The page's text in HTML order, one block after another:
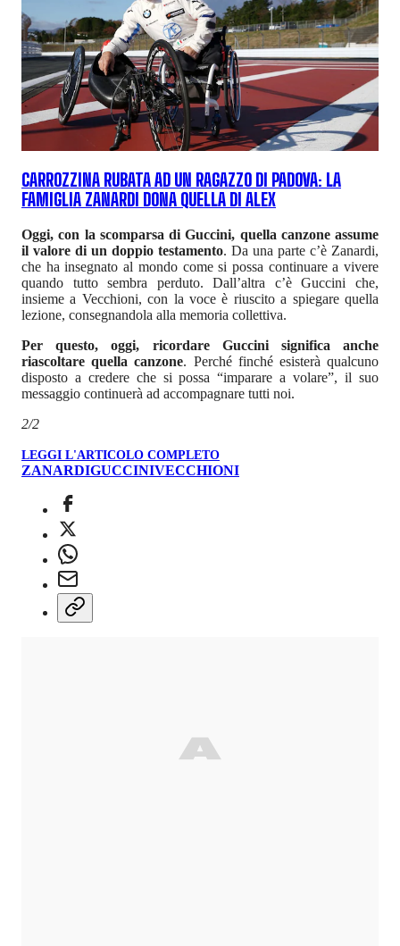
CARROZZINA RUBATA AD UN RAGAZZO DI PADOVA: LA
FAMIGLIA ZANARDI DONA QUELLA DI ALEX
Oggi, con la scomparsa di Guccini, quella canzone assume
il valore di un doppio testamento. Da una parte c’è Zanardi,
che ha insegnato al mondo come si possa continuare a vivere
quando tutto sembra perduto. Dall’altra c’è Guccini che,
insieme a Vecchioni, con la voce è riuscito a spiegare quella
lezione, consegnandola alla memoria collettiva.
Per questo, oggi, ricordare Guccini significa anche
riascoltare quella canzone. Perché finché esisterà qualcuno
disposto a credere che si possa “imparare a volare”, il suo
messaggio continuerà ad accompagnare tutti noi.
2/2
LEGGI L'ARTICOLO COMPLETO
ZANARDIGUCCINIVECCHIONI